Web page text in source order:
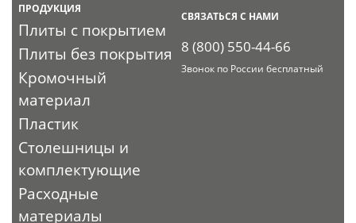
ПРОДУКЦИЯ
Плиты с покрытием
Плиты без покрытия
Кромочный
материал
Пластик
Столешницы и
комплектующие
Расходные
материалы
СВЯЗАТЬСЯ С НАМИ
8 (800) 550-44-66
Звонок по России бесплатный